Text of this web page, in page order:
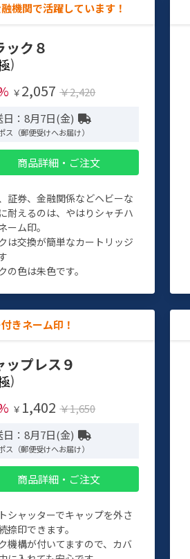
機関で活躍しています！
ック８
)
￥ 2,057 ￥2,420
日：8月7日(金)
ス（郵便受けへお届け）
商品詳細・ご注文
証券、金融関係などヘビーな
耐えるのは、やはりシャチハ
ーム印。
は交換が簡単なカートリッジ
の色は朱色です。
きネーム印！
ップレス９
)
￥ 1,402 ￥1,650
日：8月7日(金)
ス（郵便受けへお届け）
商品詳細・ご注文
シャッターでキャップを外さ
捺印できます。
機構が付いてますので、カバ